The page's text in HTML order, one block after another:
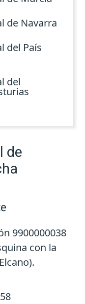
de Navarra
del País
del
de
9900000038
con la